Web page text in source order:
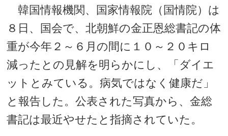
韓国情報機関、国家情報院（国情院）は
８日、国会で、北朝鮮の金正恩総書記の体
重が今年２～６月の間に１０～２０キロ
減ったとの見解を明らかにし、「ダイエ
ットとみている。病気ではなく健康だ」
と報告した。公表された写真から、金総
書記は最近やせたと指摘されていた。